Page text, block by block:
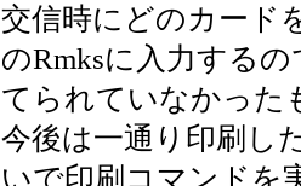
交信時にどのカード
のRmksに入力する
てられていなかった
今後は一通り印刷し
いで印刷コマンドを